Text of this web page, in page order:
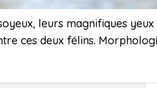
leurs magnifiques
ces deux félins.